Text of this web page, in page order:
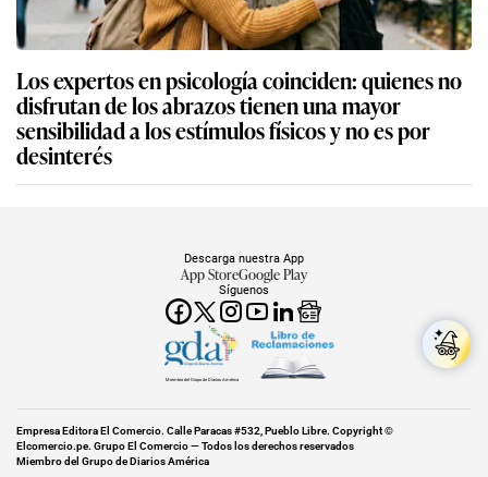
Los expertos en psicología coinciden: quienes no
disfrutan de los abrazos tienen una mayor
sensibilidad a los estímulos físicos y no es por
desinterés
Síguenos
Descarga nuestra App
App StoreGoogle Play
Miembro del Grupo de Diarios América
Empresa Editora El Comercio. Calle Paracas #532, Pueblo Libre. Copyright ©
Elcomercio.pe. Grupo El Comercio — Todos los derechos reservados
Miembro del Grupo de Diarios América